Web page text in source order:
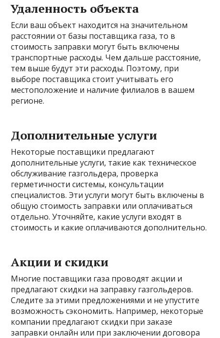
Удаленность объекта
Если ваш объект находится на значительном
расстоянии от базы поставщика газа, то в
стоимость заправки могут быть включены
транспортные расходы. Чем дальше расстояние,
тем выше будут эти расходы. Поэтому, при
выборе поставщика стоит учитывать его
местоположение и наличие филиалов в вашем
регионе.
Дополнительные услуги
Некоторые поставщики предлагают
дополнительные услуги, такие как техническое
обслуживание газгольдера, проверка
герметичности системы, консультации
специалистов. Эти услуги могут быть включены в
общую стоимость заправки или оплачиваться
отдельно. Уточняйте, какие услуги входят в
стоимость и какие оплачиваются дополнительно.
Акции и скидки
Многие поставщики газа проводят акции и
предлагают скидки на заправку газгольдеров.
Следите за этими предложениями и не упустите
возможность сэкономить. Например, некоторые
компании предлагают скидки при заказе
заправки онлайн или при заключении договора